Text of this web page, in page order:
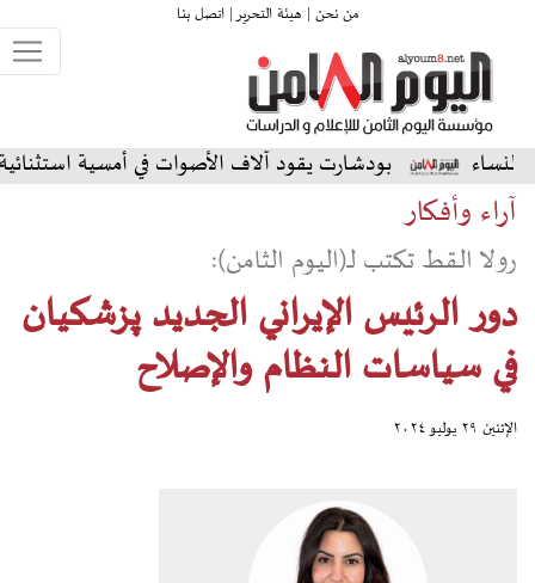
من نحن | هيئة التحرير |اتصل بنا
بودشارت يقود آلاف الأصوات في أمسية استثنائية على المسرح
آراء وأفكار
رولا القط تكتب لـ(اليوم الثامن):
دور الرئيس الإيراني الجديد پزشکیان
في سياسات النظام والإصلاح
الإثنين ٢٩ يوليو ٢٠٢٤